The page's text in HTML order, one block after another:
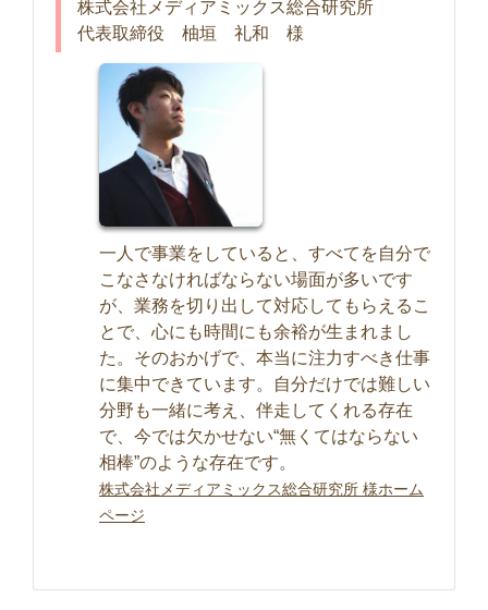
株式会社メディアミックス総合研究所
代表取締役 柚垣 礼和 様
一人で事業をしていると、すべてを自分で
こなさなければならない場面が多いです
が、業務を切り出して対応してもらえるこ
とで、心にも時間にも余裕が生まれまし
た。そのおかげで、本当に注力すべき仕事
に集中できています。自分だけでは難しい
分野も一緒に考え、伴走してくれる存在
で、今では欠かせない“無くてはならない
相棒”のような存在です。
株式会社メディアミックス総合研究所 様ホーム
ページ